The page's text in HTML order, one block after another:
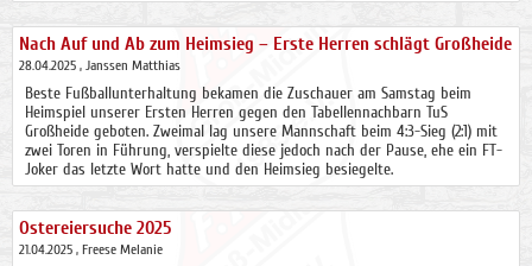
Nach Auf und Ab zum Heimsieg – Erste Herren schlägt Großheide
28.04.2025 , Janssen Matthias
Beste Fußballunterhaltung bekamen die Zuschauer am Samstag beim
Heimspiel unserer Ersten Herren gegen den Tabellennachbarn TuS
Großheide geboten. Zweimal lag unsere Mannschaft beim 4:3-Sieg (2:1) mit
zwei Toren in Führung, verspielte diese jedoch nach der Pause, ehe ein FT-
Joker das letzte Wort hatte und den Heimsieg besiegelte.
Ostereiersuche 2025
21.04.2025 , Freese Melanie